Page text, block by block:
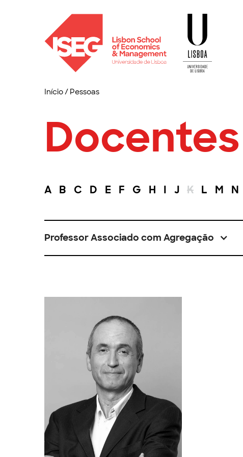
Início/ Pessoas
Docentes
A B C D E F G H I J K L M N
Professor Associado com Agregação